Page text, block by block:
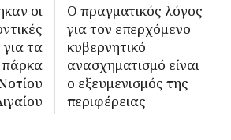
οι
για τα
Ο πραγματικός λόγος
για τον επερχόμενο
κυβερνητικό
ανασχηματισμό είναι
ο εξευμενισμός της
περιφέρειας